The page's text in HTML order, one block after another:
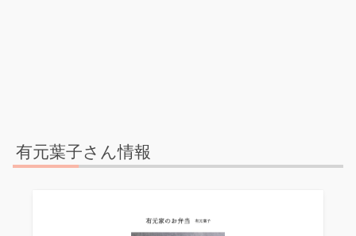
有元葉子さん情報